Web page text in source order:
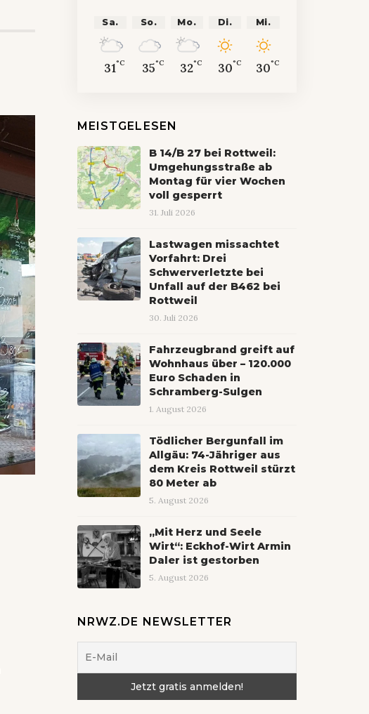
Sa.
31°C
So.
35°C
Mo.
32°C
Di.
30°C
Mi.
30°C
MEISTGELESEN
B 14/B 27 bei Rottweil:
Umgehungsstraße ab
Montag für vier Wochen
voll gesperrt
31. Juli 2026
Lastwagen missachtet
Vorfahrt: Drei
Schwerverletzte bei
Unfall auf der B462 bei
Rottweil
30. Juli 2026
Fahrzeugbrand greift auf
Wohnhaus über – 120.000
Euro Schaden in
Schramberg-Sulgen
1. August 2026
Tödlicher Bergunfall im
Allgäu: 74-Jähriger aus
dem Kreis Rottweil stürzt
80 Meter ab
5. August 2026
„Mit Herz und Seele
Wirt“: Eckhof-Wirt Armin
Daler ist gestorben
5. August 2026
NRWZ.DE NEWSLETTER